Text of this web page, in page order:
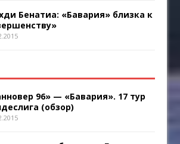
Бенатиа: «Бавария» близка к
96» — «Бавария». 17 тур
(обзор)